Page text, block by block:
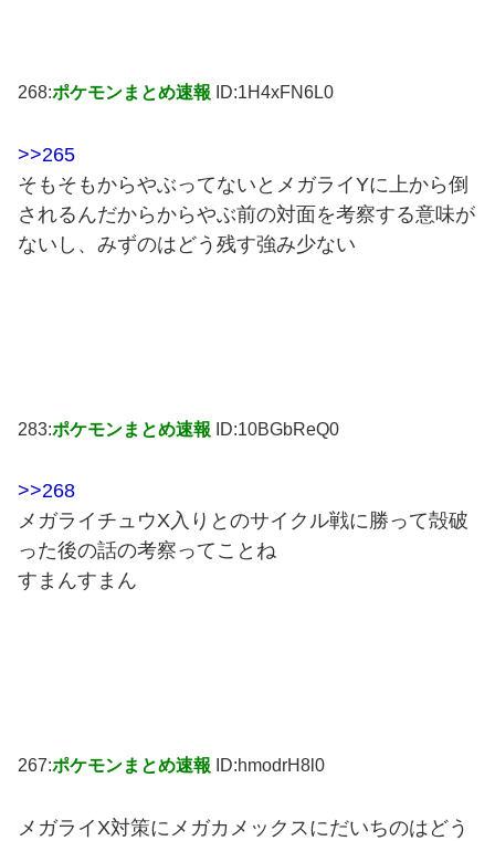
268:ポケモンまとめ速報 ID:1H4xFN6L0
>>265
そもそもからやぶってないとメガライYに上から倒
されるんだからからやぶ前の対面を考察する意味が
ないし、みずのはどう残す強み少ない
283:ポケモンまとめ速報 ID:10BGbReQ0
>>268
メガライチュウX入りとのサイクル戦に勝って殻破
った後の話の考察ってことね
すまんすまん
267:ポケモンまとめ速報 ID:hmodrH8l0
メガライX対策にメガカメックスにだいちのはどう